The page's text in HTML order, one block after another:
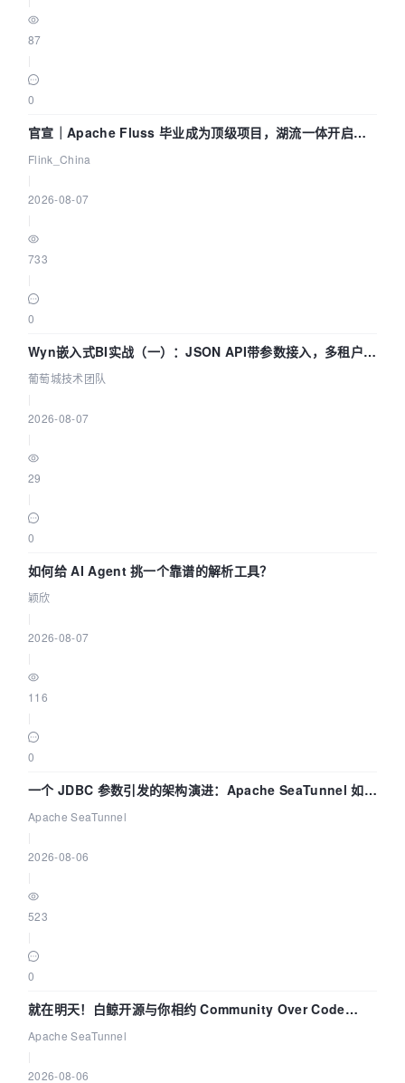
87
0
官宣｜Apache Fluss 毕业成为顶级项目，湖流一体开启
Agentic Lake 全面实时化时代
Flink_China
2026-08-07
733
0
Wyn嵌入式BI实战（一）：JSON API带参数接入，多租户数
据源配置指南 | 葡萄城技术团队
葡萄城技术团队
2026-08-07
29
0
如何给 AI Agent 挑一个靠谱的解析工具？
颖欣
2026-08-07
116
0
一个 JDBC 参数引发的架构演进：Apache SeaTunnel 如何
解决数据同步中的“定时 Flush”难题
Apache SeaTunnel
2026-08-06
523
0
就在明天！白鲸开源与你相约 Community Over Code
Asia 2026 主题演讲！
Apache SeaTunnel
2026-08-06